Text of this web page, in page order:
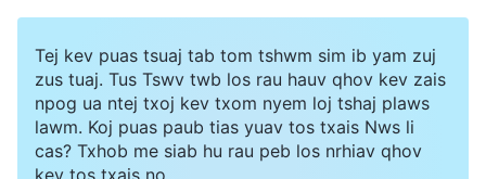
peb tsis tau pom cov neeg dawb huv uas tuag lawm
sawv rov qab los li. Yog li ntawd yuav ua li cas ua tau
pov thawj qhia tias tus Tswv twb tau rov qab los
lawm?
vim li cas nej sawv ntsia tuaj rau saum ntuj? Tib tug
mus rau saum ntuj lawm, ces yuav rov los zoo tib yam
nkaus li qhov uas nej pom Nws mus rau saum ntuj
lawm”(Tubtxib Tes Haujlwm 1:11). Tom qab tus Tswv
Yexus tau ua tes dej num uas raug ntsia rau saum tus
ntoo khaub lig tag lawm, Nws tau sawv hauv qhov
Tej kev puas tsuaj tab tom tshwm sim ib yam zuj
zus tuaj. Tus Tswv twb los rau hauv qhov kev zais
npog ua ntej txoj kev txom nyem loj tshaj plaws
lawm. Koj puas paub tias yuav tos txais Nws li
cas? Txhob me siab hu rau peb los nrhiav qhov
kev tos txais no.